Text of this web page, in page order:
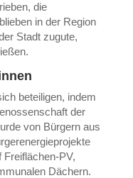
die
in der Region
Stadt zugute,
beteiligen, indem
der
von Bürgern aus
Freiflächen-PV,
Dächern.